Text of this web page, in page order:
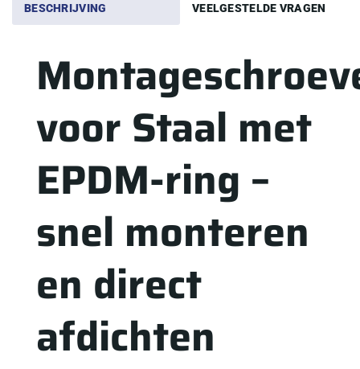
BESCHRIJVING VEELGESTELDE VRAGEN
voor Staal met
EPDM-ring –
snel monteren
en direct
afdichten